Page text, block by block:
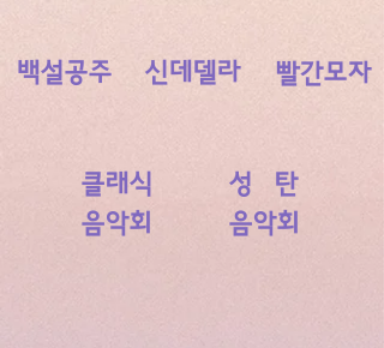
백설공주 신데델라 빨간모자
클래식
​음악회
성 탄
​음악회